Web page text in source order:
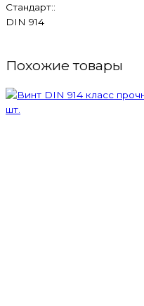
Стандарт::
DIN 914
Похожие товары